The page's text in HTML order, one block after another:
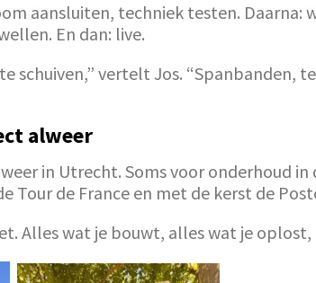
aansluiten, techniek testen.
En dan: live.
schuiven,” vertelt Jos. “Spanbanden,
alweer
in Utrecht. Soms voor onderhoud
Tour de France en met de kerst de
Alles wat je bouwt, alles wat je